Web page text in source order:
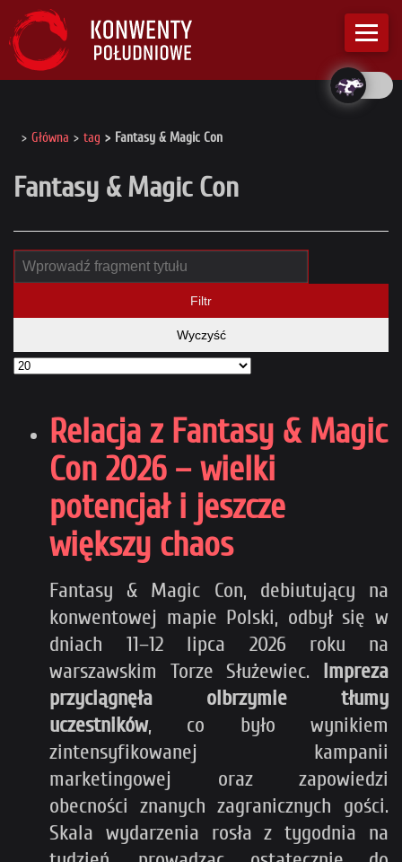
Główna tag Fantasy & Magic Con
Fantasy & Magic Con
Filtr
Wyczyść
Relacja z Fantasy & Magic
Con 2026 – wielki
potencjał i jeszcze
większy chaos
Fantasy & Magic Con, debiutujący na
konwentowej mapie Polski, odbył się w
dniach 11–12 lipca 2026 roku na
warszawskim Torze Służewiec. Impreza
przyciągnęła olbrzymie tłumy
uczestników, co było wynikiem
zintensyfikowanej kampanii
marketingowej oraz zapowiedzi
obecności znanych zagranicznych gości.
Skala wydarzenia rosła z tygodnia na